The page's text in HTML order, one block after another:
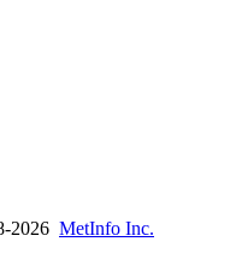
2026 MetInfo Inc.